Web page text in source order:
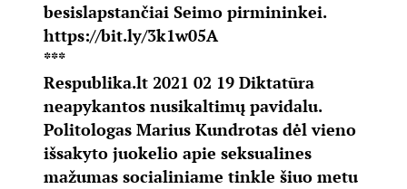
besislapstančiai Seimo pirmininkei.
https://bit.ly/3k1w05A
***
Respublika.lt 2021 02 19 Diktatūra
neapykantos nusikaltimų pavidalu.
Politologas Marius Kundrotas dėl vieno
išsakyto juokelio apie seksualines
mažumas socialiniame tinkle šiuo metu